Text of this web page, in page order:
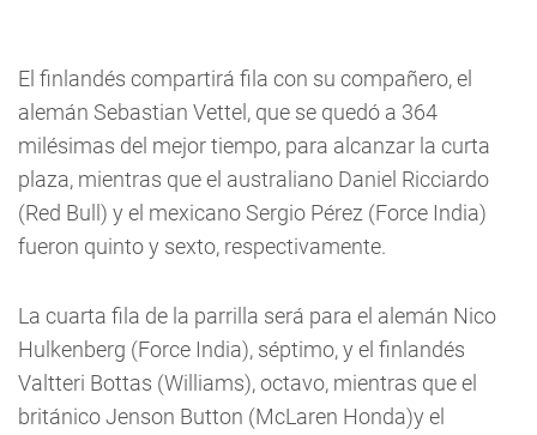
El finlandés compartirá fila con su compañero, el
alemán Sebastian Vettel, que se quedó a 364
milésimas del mejor tiempo, para alcanzar la curta
plaza, mientras que el australiano Daniel Ricciardo
(Red Bull) y el mexicano Sergio Pérez (Force India)
fueron quinto y sexto, respectivamente.
La cuarta fila de la parrilla será para el alemán Nico
Hulkenberg (Force India), séptimo, y el finlandés
Valtteri Bottas (Williams), octavo, mientras que el
británico Jenson Button (McLaren Honda)y el